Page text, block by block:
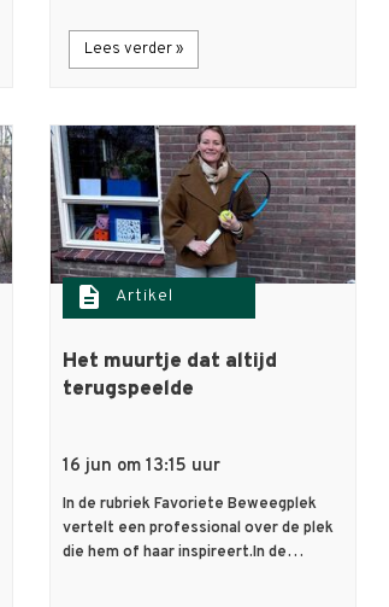
Lees verder »
description Artikel
Het muurtje dat altijd
terugspeelde
16 jun om 13:15 uur
In de rubriek Favoriete Beweegplek
vertelt een professional over de plek
die hem of haar inspireert.In de…